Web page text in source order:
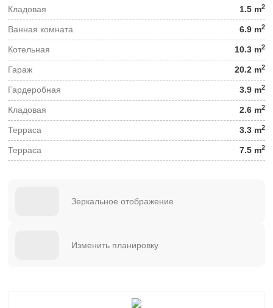
Кладовая 1.5 m2
Ванная комната 6.9 m2
Котельная 10.3 m2
Гараж 20.2 m2
Гардеробная 3.9 m2
Кладовая 2.6 m2
Терраса 3.3 m2
Терраса 7.5 m2
Зеркальное отображение
Изменить планировку